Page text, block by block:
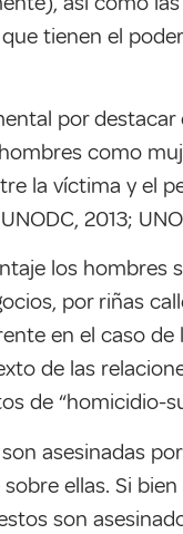
tienen el
por
como
la víctima y el
2013;
los hombres
por riñas
en el caso de
de las
de “homicidio-
asesinadas
ellas. Si
son